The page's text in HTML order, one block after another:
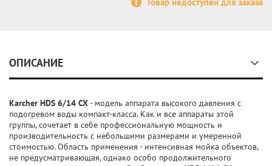
ОПИСАНИЕ
Karcher HDS 6/14 CX- модель аппарата высокого давления с
подогревом воды компакт-класса. Как и все аппараты этой
группы, сочетает в себе профессиональную мощность и
производительность с небольшими размерами и умеренной
стоимостью. Область применения - интенсивная мойка объектов,
не предусматривающая, однако особо продолжительного